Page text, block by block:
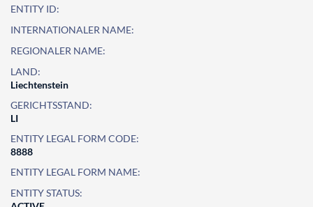
ENTITY ID:
INTERNATIONALER NAME:
REGIONALER NAME:
LAND:
Liechtenstein
GERICHTSSTAND:
LI
ENTITY LEGAL FORM CODE:
8888
ENTITY LEGAL FORM NAME:
ENTITY STATUS: